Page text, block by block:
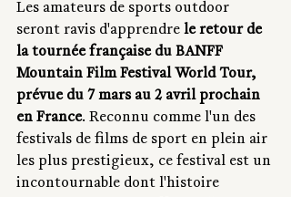
Les amateurs de sports outdoor
seront ravis d'apprendre le retour de
la tournée française du BANFF
Mountain Film Festival World Tour,
prévue du 7 mars au 2 avril prochain
en France. Reconnu comme l'un des
festivals de films de sport en plein air
les plus prestigieux, ce festival est un
incontournable dont l'histoire